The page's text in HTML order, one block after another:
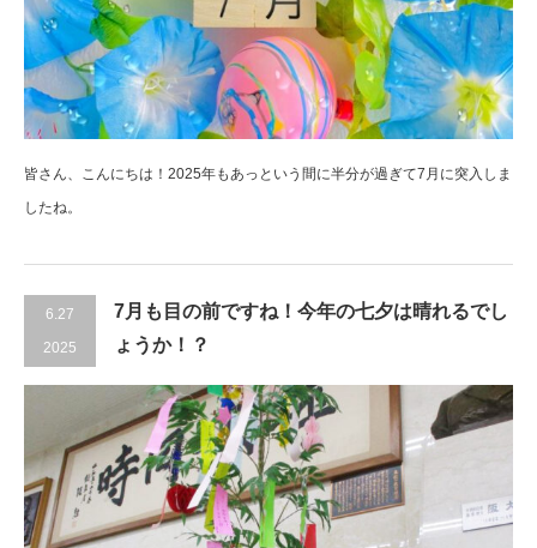
皆さん、こんにちは！2025年もあっという間に半分が過ぎて7月に突入しま
したね。
6.27
2025
7月も目の前ですね！今年の七夕は晴れるでし
ょうか！？